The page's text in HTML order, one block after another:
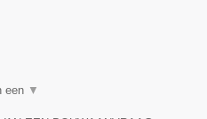
een ▼